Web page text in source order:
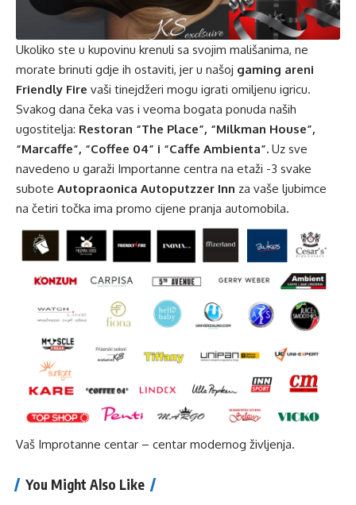
Ukoliko ste u kupovinu krenuli sa svojim mališanima, ne
morate brinuti gdje ih ostaviti, jer u našoj gaming areni
Friendly Fire vaši tinejdžeri mogu igrati omiljenu igricu.
Svakog dana čeka vas i veoma bogata ponuda naših
ugostitelja: Restoran “The Place”, “Milkman House”,
“Marcaffe”, “Coffee 04” i “Caffe Ambienta”. Uz sve
navedeno u garaži Importanne centra na etaži -3 svake
subote Autopraonica Autoputzzer Inn za vaše ljubimce
na četiri točka ima promo cijene pranja automobila.
Vaš Improtanne centar – centar modernog življenja.
You Might Also Like